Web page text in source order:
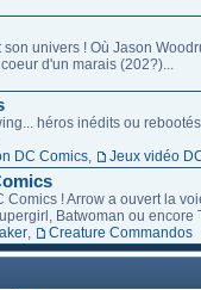
son univers ! Où Jason
d'un marais (202?)...
héros inédits ou
DC Comics Jeux vidéo
Comics ! Arrow a ouvert la
Batwoman ou encore
Creature Commandos